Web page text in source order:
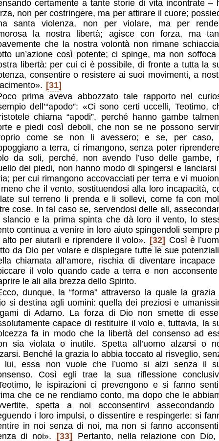
certamente a tante storie di vita incontrate –
non per costringere, ma per attirare il cuore;
santa violenza, non per violare, ma per
la nostra libertà; agisce con forza, ma
che la nostra volontà non rimane
un’azione così potente; ci spinge, ma non soffoca
libertà: per cui ci è possibile, di fronte a tutta la
consentire o resistere ai suoi movimenti, a
[31]
prima aveva abbozzato tale rapporto nel
dell’“apodo”: «Ci sono certi uccelli, Teotimo,
chiama “apodi”, perché hanno gambe
e piedi così deboli, che non se ne possono
come se non li avessero; e se, per caso,
a terra, ci rimangono, senza poter
da soli, perché, non avendo l’uso delle gambe,
dei piedi, non hanno modo di spingersi e lanciarsi
per cui rimangono accovacciati per terra e vi
che il vento, sostituendosi alla loro incapacità,
sul terreno li prenda e li sollevi, come fa con
cose. In tal caso se, servendosi delle ali,
slancio e la prima spinta che dà loro il vento, lo
continua a venire in loro aiuto spingendoli sempre
alto per aiutarli e riprendere il volo». [32] Così è
da Dio per volare e dispiegare tutte le sue
chiamata all’amore, rischia di diventare incapace
il volo quando cade a terra e non
le ali alla brezza dello Spirito.
dunque, la “forma” attraverso la quale la grazia
si destina agli uomini: quella dei preziosi e
di Adamo. La forza di Dio non smette di
capace di restituire il volo e, tuttavia, la
fa in modo che la libertà del consenso ad
sia violata o inutile. Spetta all’uomo alzarsi o
Benché la grazia lo abbia toccato al risveglio,
lui, essa non vuole che l’uomo si alzi senza il
Così egli trae la sua riflessione
le ispirazioni ci prevengono e si fanno
che ce ne rendiamo conto, ma dopo che le
spetta a noi acconsentirvi
i loro impulsi, o dissentire e respingerle: si
in noi senza di noi, ma non si fanno
di noi».
[33]
Pertanto, nella relazione con Dio,